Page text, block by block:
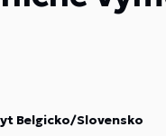
Belgicko/Slovensko